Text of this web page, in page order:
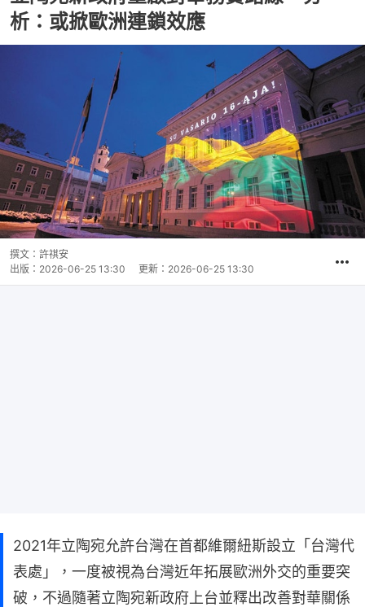
析：或掀歐洲連鎖效應
撰文： 許祺安
出版： 2026-06-25 13:30 更新： 2026-06-25 13:30
2021年立陶宛允許台灣在首都維爾紐斯設立「台灣代
表處」，一度被視為台灣近年拓展歐洲外交的重要突
破，不過隨著立陶宛新政府上台並釋出改善對華關係